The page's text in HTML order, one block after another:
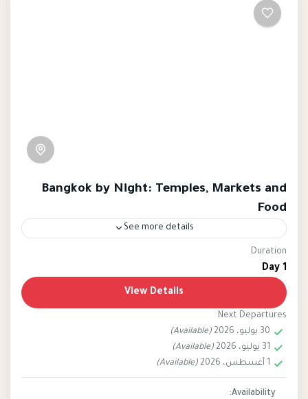
Bangkok by Night: Temples, Markets and
Food
See more details
Bangkok
Bangkok by Night: Temples, Markets, and Food
experience, showcasing the vibrant and lively
aspects of Thailand's capital city after sunset.
Thailand
Easy
2 People
Duration
View Details
Next Departures
30 يوليو، 2026
(Available)
31 يوليو، 2026
(Available)
(Available)
Availability: